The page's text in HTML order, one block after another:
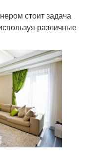
стоит задача
различные